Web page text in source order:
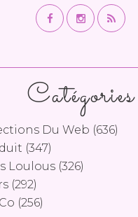
Catégories
Du Web (636)
(347)
Loulous (326)
(292)
(256)